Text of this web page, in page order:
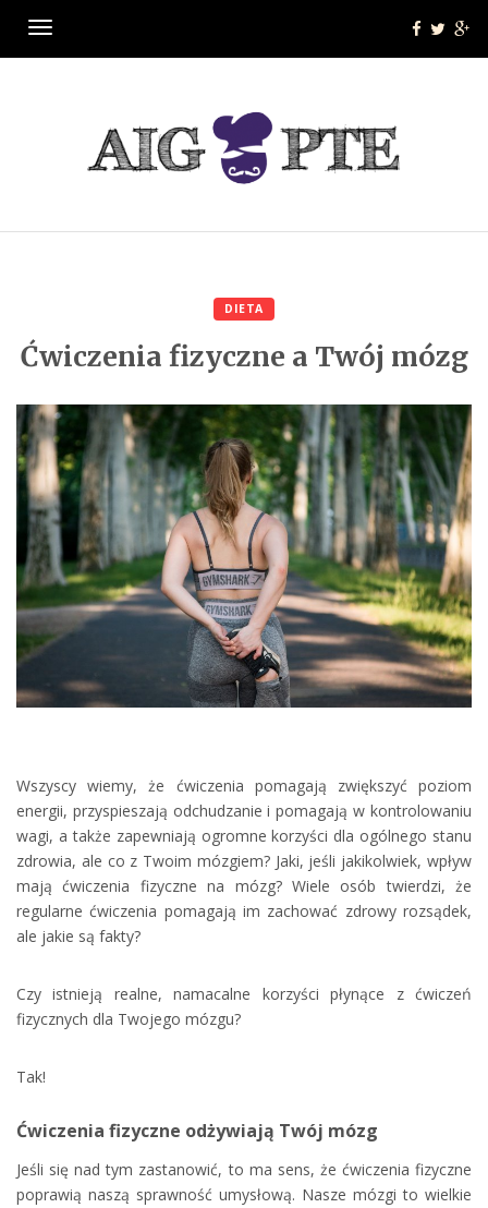
Menu
DIETA
Ćwiczenia fizyczne a Twój mózg
Wszyscy wiemy, że ćwiczenia pomagają zwiększyć poziom
energii, przyspieszają odchudzanie i pomagają w kontrolowaniu
wagi, a także zapewniają ogromne korzyści dla ogólnego stanu
zdrowia, ale co z Twoim mózgiem? Jaki, jeśli jakikolwiek, wpływ
mają ćwiczenia fizyczne na mózg? Wiele osób twierdzi, że
regularne ćwiczenia pomagają im zachować zdrowy rozsądek,
ale jakie są fakty?
Czy istnieją realne, namacalne korzyści płynące z ćwiczeń
fizycznych dla Twojego mózgu?
Tak!
Ćwiczenia fizyczne odżywiają Twój mózg
Jeśli się nad tym zastanowić, to ma sens, że ćwiczenia fizyczne
poprawią naszą sprawność umysłową. Nasze mózgi to wielkie